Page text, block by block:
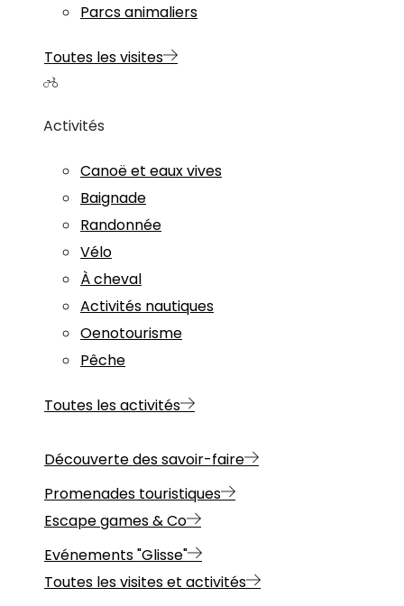
Parcs animaliers
Toutes les visites
Activités
Canoë et eaux vives
Baignade
Randonnée
Vélo
À cheval
Activités nautiques
Oenotourisme
Pêche
Toutes les activités
Découverte des savoir-faire
Promenades touristiques
Escape games & Co
Evénements "Glisse"
Toutes les visites et activités